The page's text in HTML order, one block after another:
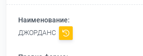
Наименование:
ДЖОРДАНС